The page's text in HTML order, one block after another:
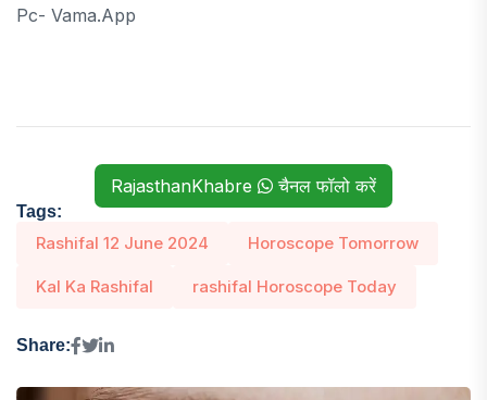
Pc- Vama.app
RajasthanKhabre चैनल फॉलो करें
Tags:
Rashifal 12 June 2024 Horoscope Tomorrow
Kal Ka Rashifal rashifal Horoscope Today
Share: